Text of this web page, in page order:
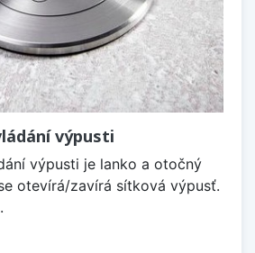
výpusti
výpusti je lanko a otočný
otevírá/zavírá sítková výpusť.